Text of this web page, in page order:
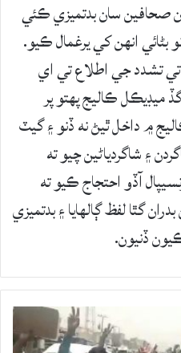
صحافين سان بدتميزي ڪئي
بڻائي انهن کي يرغمال ڪيو.
تشدد جي اطلاع تي اي
ميڊيڪل ڪاليج پهتو پر
۾ داخل ٿيڻ نه ڏنو ۽ گيٽ
۽ شاگردياڻين چيو ته
آڏو احتجاج ڪيو ته
گٿا لفظ ڳالهايا ۽ بدتميزي
ڏنيون.